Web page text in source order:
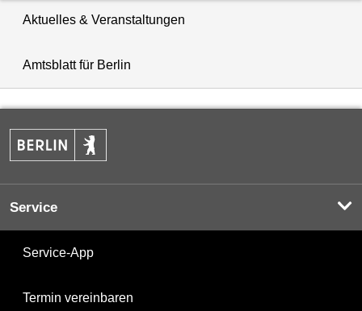
Aktuelles & Veranstaltungen
Amtsblatt für Berlin
Service
Service-App
Termin vereinbaren